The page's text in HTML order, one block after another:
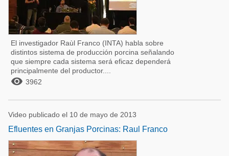
El investigador Raùl Franco (INTA) habla sobre
distintos sistema de producción porcina señalando
que siempre cada sistema será eficaz dependerá
principalmente del productor....
 3962
Video publicado el 10 de mayo de 2013
Efluentes en Granjas Porcinas: Raul Franco